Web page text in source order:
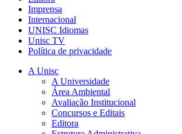
Imprensa
Internacional
UNISC Idiomas
Unisc TV
Política de privacidade
A Unisc
A Universidade
Área Ambiental
Avaliação Institucional
Concursos e Editais
Editora